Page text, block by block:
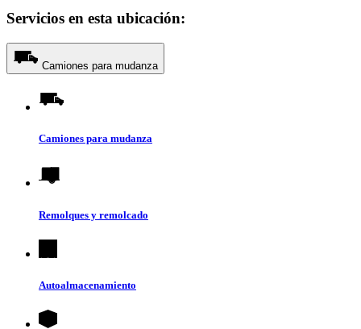
Servicios en esta ubicación:
Camiones para mudanza
Camiones para mudanza
Remolques y remolcado
Autoalmacenamiento